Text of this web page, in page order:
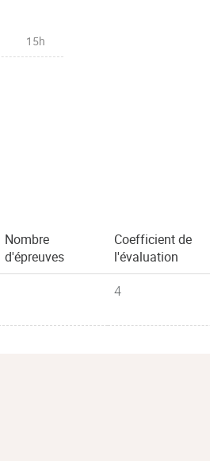
15h
Nombre
d'épreuves
Coefficient de
l'évaluation
4